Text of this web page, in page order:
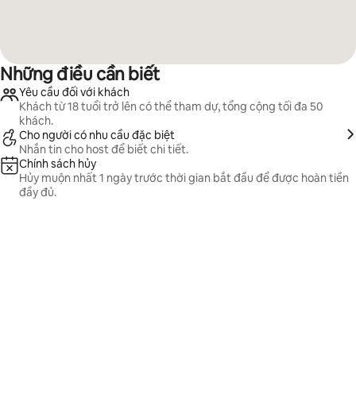
Những điều cần biết
Yêu cầu đối với khách
Khách từ 18 tuổi trở lên có thể tham dự, tổng cộng tối đa 50
khách.
Cho người có nhu cầu đặc biệt
Nhắn tin cho host để biết chi tiết.
Chính sách hủy
Hủy muộn nhất 1 ngày trước thời gian bắt đầu để được hoàn tiền
đầy đủ.